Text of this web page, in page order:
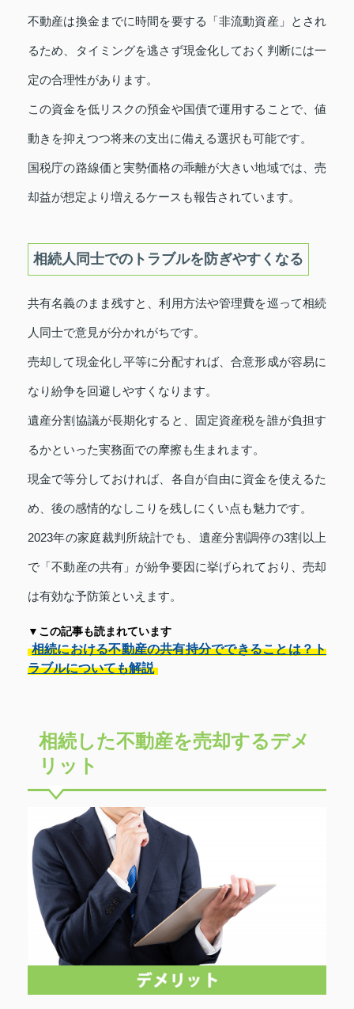
不動産は換金までに時間を要する「非流動資産」とされ
るため、タイミングを逃さず現金化しておく判断には一
定の合理性があります。
この資金を低リスクの預金や国債で運用することで、値
動きを抑えつつ将来の支出に備える選択も可能です。
国税庁の路線価と実勢価格の乖離が大きい地域では、売
却益が想定より増えるケースも報告されています。
相続人同士でのトラブルを防ぎやすくなる
共有名義のまま残すと、利用方法や管理費を巡って相続
人同士で意見が分かれがちです。
売却して現金化し平等に分配すれば、合意形成が容易に
なり紛争を回避しやすくなります。
遺産分割協議が長期化すると、固定資産税を誰が負担す
るかといった実務面での摩擦も生まれます。
現金で等分しておければ、各自が自由に資金を使えるた
め、後の感情的なしこりを残しにくい点も魅力です。
2023年の家庭裁判所統計でも、遺産分割調停の3割以上
で「不動産の共有」が紛争要因に挙げられており、売却
は有効な予防策といえます。
▼この記事も読まれています
相続における不動産の共有持分でできることは？ト
ラブルについても解説
相続した不動産を売却するデメ
リット